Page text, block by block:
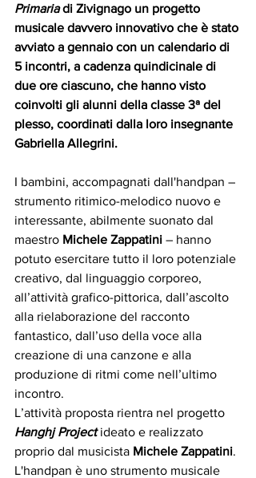
Primaria di Zivignago un progetto
musicale davvero innovativo che è stato
avviato a gennaio con un calendario di
5 incontri, a cadenza quindicinale di
due ore ciascuno, che hanno visto
coinvolti gli alunni della classe 3ª del
plesso, coordinati dalla loro insegnante
Gabriella Allegrini.
I bambini, accompagnati dall'handpan –
strumento ritimico-melodico nuovo e
interessante, abilmente suonato dal
maestro Michele Zappatini – hanno
potuto esercitare tutto il loro potenziale
creativo, dal linguaggio corporeo,
all’attività grafico-pittorica, dall’ascolto
alla rielaborazione del racconto
fantastico, dall’uso della voce alla
creazione di una canzone e alla
produzione di ritmi come nell’ultimo
incontro.
L’attività proposta rientra nel progetto
Hanghj Project ideato e realizzato
proprio dal musicista Michele Zappatini.
L'handpan è uno strumento musicale